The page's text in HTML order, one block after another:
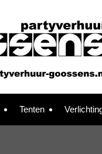
Tenten